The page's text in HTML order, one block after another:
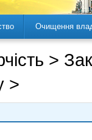
Очищення
>
>